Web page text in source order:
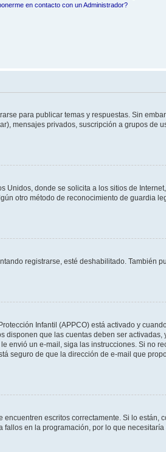
en contacto con un Administrador?
para publicar temas y respuestas. Sin
mensajes privados, suscripción a grupos de
Unidos, donde se solicita a los sitios de
otro método de reconocimiento de guardia
registrarse, esté deshabilitado. También
Infantil (APPCO) está activado y
que las cuentas deben ser activadas,
envió un e-mail, siga las instrucciones. Si no
seguro de que la dirección de e-mail que
escritos correctamente. Si lo están,
en la programación, por lo que